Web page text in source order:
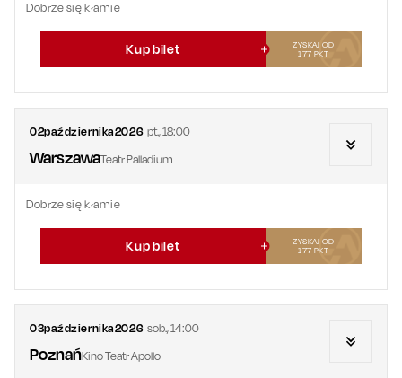
Dobrze się kłamie
Kup bilet
ZYSKAJ OD
177 PKT
02października2026 pt.,18:00
WarszawaTeatr Palladium
Dobrze się kłamie
Kup bilet
ZYSKAJ OD
177 PKT
03października2026 sob.,14:00
PoznańKino Teatr Apollo